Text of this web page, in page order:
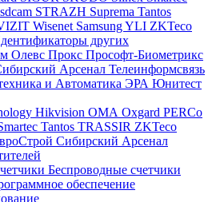
STRAZH Suprema Tantos
Wisenet SamsungYLI ZKTeco
других
Олевс Прокс Прософт-Биометрикс
Арсенал Телеинформсвязь
и Автоматика ЭРА Юнитест
Hikvision ОМА Oxgard PERCo
Tantos TRASSIR ZKTeco
Сибирский Арсенал
Беспроводные счетчики
обеспечение